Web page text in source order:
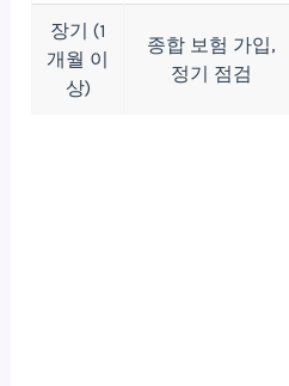
장기 (1
개월 이
상)
종합 보험 가입,
정기 점검